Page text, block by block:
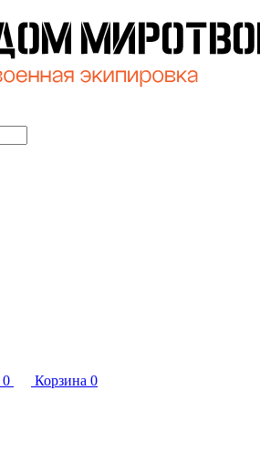
0 Корзина 0